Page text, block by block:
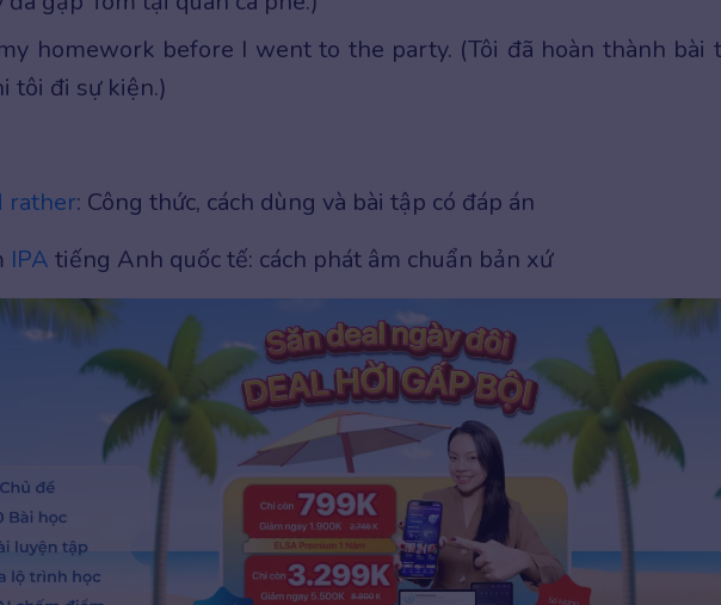
homework before I went to the party. (Tôi đã hoàn thành bài
tôi đi sự kiện.)
rather: Công thức, cách dùng và bài tập có đáp án
IPA tiếng Anh quốc tế: cách phát âm chuẩn bản xứ